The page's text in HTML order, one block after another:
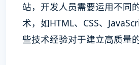
站，开发人员需要运用不同
术，如HTML、CSS、
些技术经验对于建立高质量